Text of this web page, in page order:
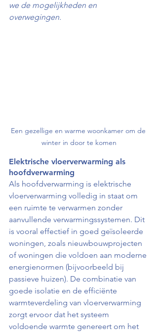
we de mogelijkheden en
overwegingen.
Een gezellige en warme woonkamer om de
winter in door te komen
Elektrische vloerverwarming als
hoofdverwarming
Als hoofdverwarming is elektrische
vloerverwarming volledig in staat om
een ruimte te verwarmen zonder
aanvullende verwarmingssystemen. Dit
is vooral effectief in goed geïsoleerde
woningen, zoals nieuwbouwprojecten
of woningen die voldoen aan moderne
energienormen (bijvoorbeeld bij
passieve huizen). De combinatie van
goede isolatie en de efficiënte
warmteverdeling van vloerverwarming
zorgt ervoor dat het systeem
voldoende warmte genereert om het